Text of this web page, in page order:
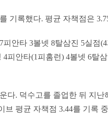
기록했다. 평균 자책점은
안타 3볼넷 8탈삼진 5실점
피안타(1피홈런) 4볼넷 6탈
다. 덕수고를 졸업한 뒤 지난
브 평균 자책점 3.44를 기록